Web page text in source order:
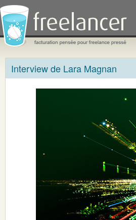
Interview de Lara Magnan